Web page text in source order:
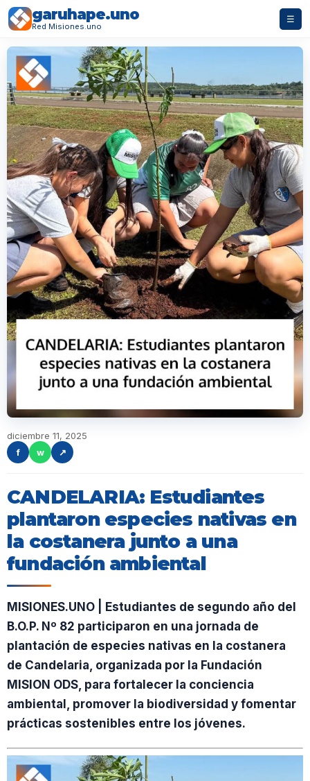
garuhape.uno
Red Misiones.uno
☰
diciembre 11, 2025
f
w ↗
CANDELARIA: Estudiantes
plantaron especies nativas en
la costanera junto a una
fundación ambiental
MISIONES.UNO | Estudiantes de segundo año del
B.O.P. Nº 82 participaron en una jornada de
plantación de especies nativas en la costanera
de Candelaria, organizada por la Fundación
MISION ODS, para fortalecer la conciencia
ambiental, promover la biodiversidad y fomentar
prácticas sostenibles entre los jóvenes.